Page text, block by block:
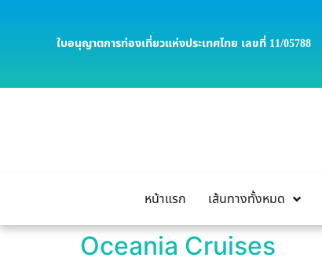
ใบอนุญาตการท่องเที่ยวแห่งประเทศไทย เลขที่ 11/05788
หน้าแรก เส้นทางทั้งหมด
Oceania Cruises